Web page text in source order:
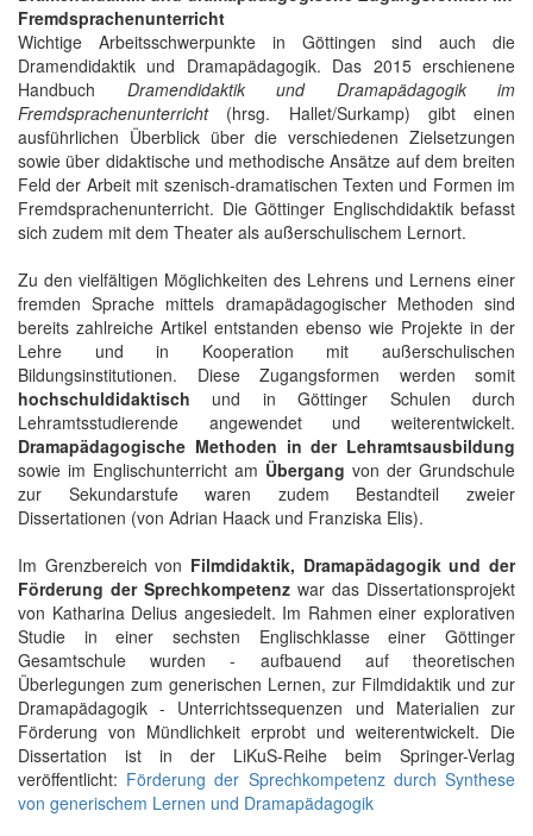
Fremdsprachenunterricht
Wichtige Arbeitsschwerpunkte in Göttingen sind auch die
Dramendidaktik und Dramapädagogik. Das 2015 erschienene
Handbuch Dramendidaktik und Dramapädagogik im
Fremdsprachenunterricht(hrsg. Hallet/Surkamp) gibt einen
ausführlichen Überblick über die verschiedenen Zielsetzungen
sowie über didaktische und methodische Ansätze auf dem breiten
Feld der Arbeit mit szenisch-dramatischen Texten und Formen im
Fremdsprachenunterricht. Die Göttinger Englischdidaktik befasst
sich zudem mit dem Theater als außerschulischem Lernort.
Zu den vielfältigen Möglichkeiten des Lehrens und Lernens einer
fremden Sprache mittels dramapädagogischer Methoden sind
bereits zahlreiche Artikel entstanden ebenso wie Projekte in der
Lehre und in Kooperation mit außerschulischen
Bildungsinstitutionen. Diese Zugangsformen werden somit
hochschuldidaktisch und in Göttinger Schulen durch
Lehramtsstudierende angewendet und weiterentwickelt.
Dramapädagogische Methoden in der Lehramtsausbildung
sowie im Englischunterricht am Übergang von der Grundschule
zur Sekundarstufe waren zudem Bestandteil zweier
Dissertationen (von Adrian Haack und Franziska Elis).
Im Grenzbereich von Filmdidaktik, Dramapädagogik und der
Förderung der Sprechkompetenz war das Dissertationsprojekt
von Katharina Delius angesiedelt. Im Rahmen einer explorativen
Studie in einer sechsten Englischklasse einer Göttinger
Gesamtschule wurden - aufbauend auf theoretischen
Überlegungen zum generischen Lernen, zur Filmdidaktik und zur
Dramapädagogik - Unterrichtssequenzen und Materialien zur
Förderung von Mündlichkeit erprobt und weiterentwickelt. Die
Dissertation ist in der LiKuS-Reihe beim Springer-Verlag
veröffentlicht: Förderung der Sprechkompetenz durch Synthese
von generischem Lernen und Dramapädagogik